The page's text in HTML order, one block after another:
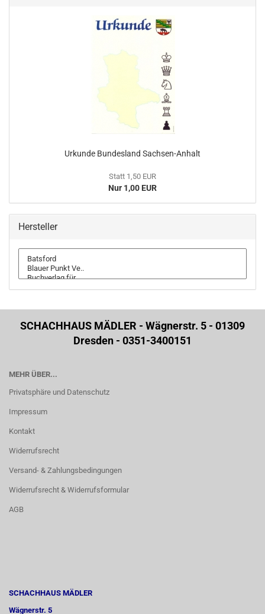
Urkunde Bundesland Sachsen-Anhalt
Statt 1,50 EUR
Nur 1,00 EUR
Hersteller
SCHACHHAUS MÄDLER - Wägnerstr. 5 - 01309
Dresden - 0351-3400151
MEHR ÜBER...
Privatsphäre und Datenschutz
Impressum
Kontakt
Widerrufsrecht
Versand- & Zahlungsbedingungen
Widerrufsrecht & Widerrufsformular
AGB
SCHACHHAUS MÄDLER
Wägnerstr. 5